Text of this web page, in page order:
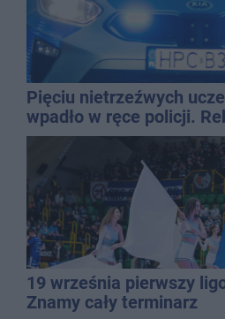
Pięciu nietrzeźwych
wpadło w ręce policji.
promila
19 września pierwszy
Znamy cały terminarz